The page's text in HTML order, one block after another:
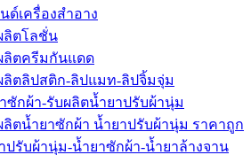
ด์เครื่องสำอาง
ลิตโลชั่น
ลิตครีมกันแดด
ลิตลิปสติก-ลิปแมท-ลิปจิ้มจุ่ม
ซักผ้า-รับผลิตน้ำยาปรับผ้านุ่ม
ลิตน้ำยาซักผ้า น้ำยาปรับผ้านุ่ม ราคาถูก
ปรับผ้านุ่ม-น้ำยาซักผ้า-น้ำยาล้างจาน